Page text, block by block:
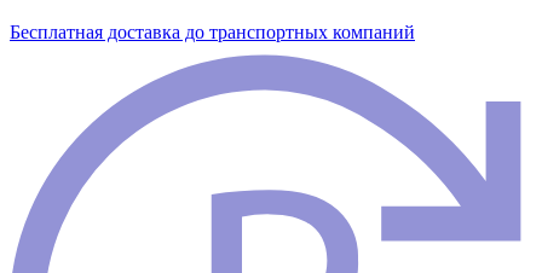
Бесплатная доставка до транспортных компаний